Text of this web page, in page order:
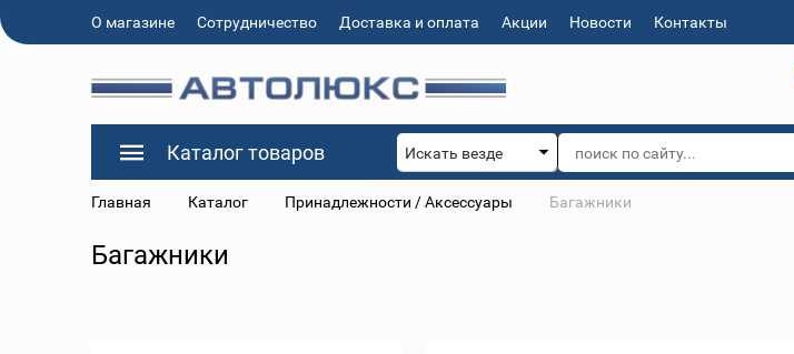
О магазине Сотрудничество Доставка и оплата Акции Новости Контакты
Каталог товаров Искать везде
Главная Каталог Принадлежности / Аксессуары Багажники
Багажники